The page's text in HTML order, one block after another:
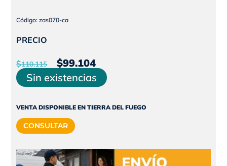
Código: zas070-ca
PRECIO
$110.115
El
precio
original
era:
$110.115.
$99.104El
precio
actual
es:
Sin existencias
VENTA DISPONIBLE EN TIERRA DEL FUEGO
CONSULTAR